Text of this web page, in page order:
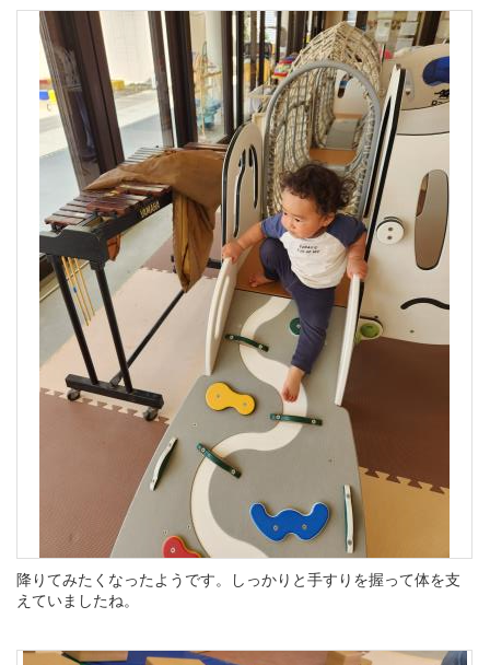
降りてみたくなったようです。しっかりと手すりを握って体を支
えていましたね。